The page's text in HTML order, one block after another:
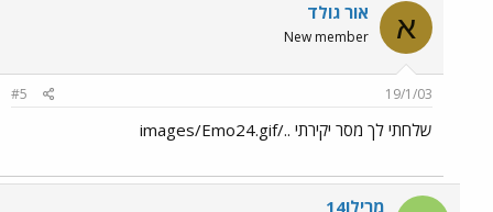
א אור גולד
New member
19/1/03
#5
שלחתי לך מסר יקירתי ../images/Emo24.gif
מרילו14